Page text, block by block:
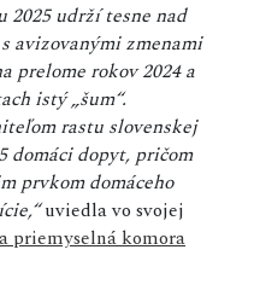
2025 udrží tesne nad
avizovanými zmenami
prelome rokov 2024 a
istý „šum“.
rastu slovenskej
domáci dopyt, pričom
prvkom domáceho
uviedla vo svojej
priemyselná komora